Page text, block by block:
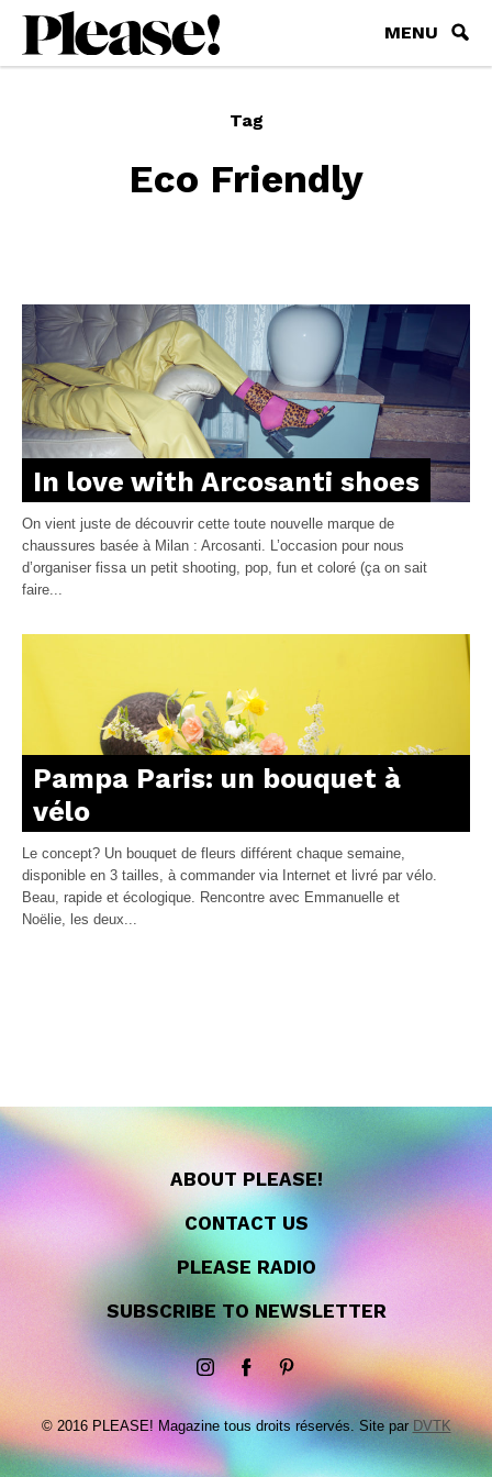
MENU
Tag
Eco Friendly
In love with Arcosanti shoes
On vient juste de découvrir cette toute nouvelle marque de
chaussures basée à Milan : Arcosanti. L’occasion pour nous
d’organiser fissa un petit shooting, pop, fun et coloré (ça on sait
faire...
Pampa Paris: un bouquet à
vélo
Le concept? Un bouquet de fleurs différent chaque semaine,
disponible en 3 tailles, à commander via Internet et livré par vélo.
Beau, rapide et écologique. Rencontre avec Emmanuelle et
Noëlie, les deux...
ABOUT PLEASE!
CONTACT US
PLEASE RADIO
SUBSCRIBE TO NEWSLETTER
© 2016 PLEASE! Magazine tous droits réservés. Site parDVTK